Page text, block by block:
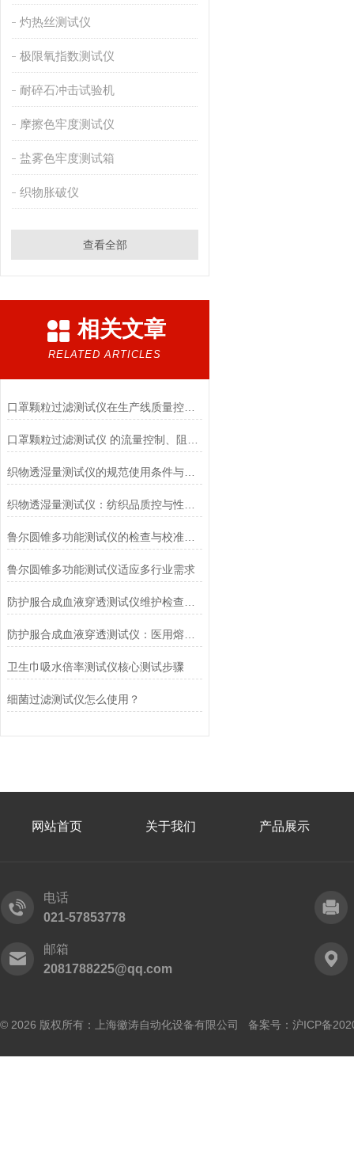
灼热丝测试仪
极限氧指数测试仪
耐碎石冲击试验机
摩擦色牢度测试仪
盐雾色牢度测试箱
织物胀破仪
查看全部
相关文章
RELATED ARTICLES
口罩颗粒过滤测试仪在生产线质量控制与研发筛选中的实战价值
织物透湿量测试仪的规范使用条件与数据保障前提
鲁尔圆锥多功能测试仪的检查与校准流程
鲁尔圆锥多功能测试仪适应多行业需求
卫生巾吸水倍率测试仪核心测试步骤
细菌过滤测试仪怎么使用？
网站首页 关于我们 产品展示
电话
021-57853778
邮箱
2081788225@qq.com
© 2026 版权所有：上海徽涛自动化设备有限公司 备案号： 沪ICP备